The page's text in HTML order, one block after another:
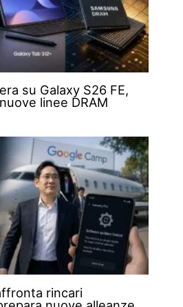
su Galaxy S26 FE,
linee DRAM
rincari